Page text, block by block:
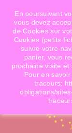
Téléphone: 06 09 14
Mon compte
En poursuivant
vous devez
de Cookies sur
Cookies (petits
suivre votre
panier, vous
prochaine visite et
Pour en
traceurs:
obligations/